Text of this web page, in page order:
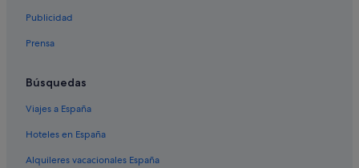
Treilles hoteles
La Palme hoteles
Hoteles con spa en Leucate
La Franqui hoteles
Lodges en Le Barcarès
Cabañas en Le Barcarès
Publicidad
Prensa
Búsquedas
Viajes a España
Hoteles en España
Alquileres vacacionales España